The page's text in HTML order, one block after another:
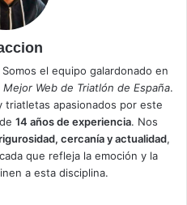
Somos el equipo galardonado en
Mejor Web de Triatlón de España.
triatletas apasionados por este
14 años de experiencia. Nos
cercanía y actualidad,
que refleja la emoción y la
a esta disciplina.